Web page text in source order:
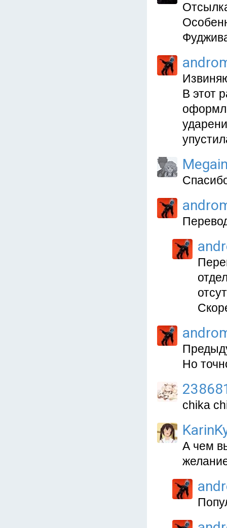
В этот
Но
chika
А чем